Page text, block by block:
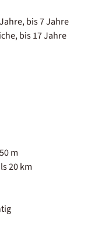
bis 7 Jahre
bis 17 Jahre
m
20 km